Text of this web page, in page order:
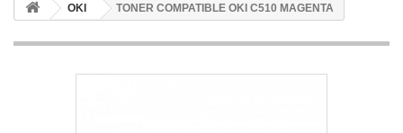
OKI TONER COMPATIBLE OKI C510 MAGENTA